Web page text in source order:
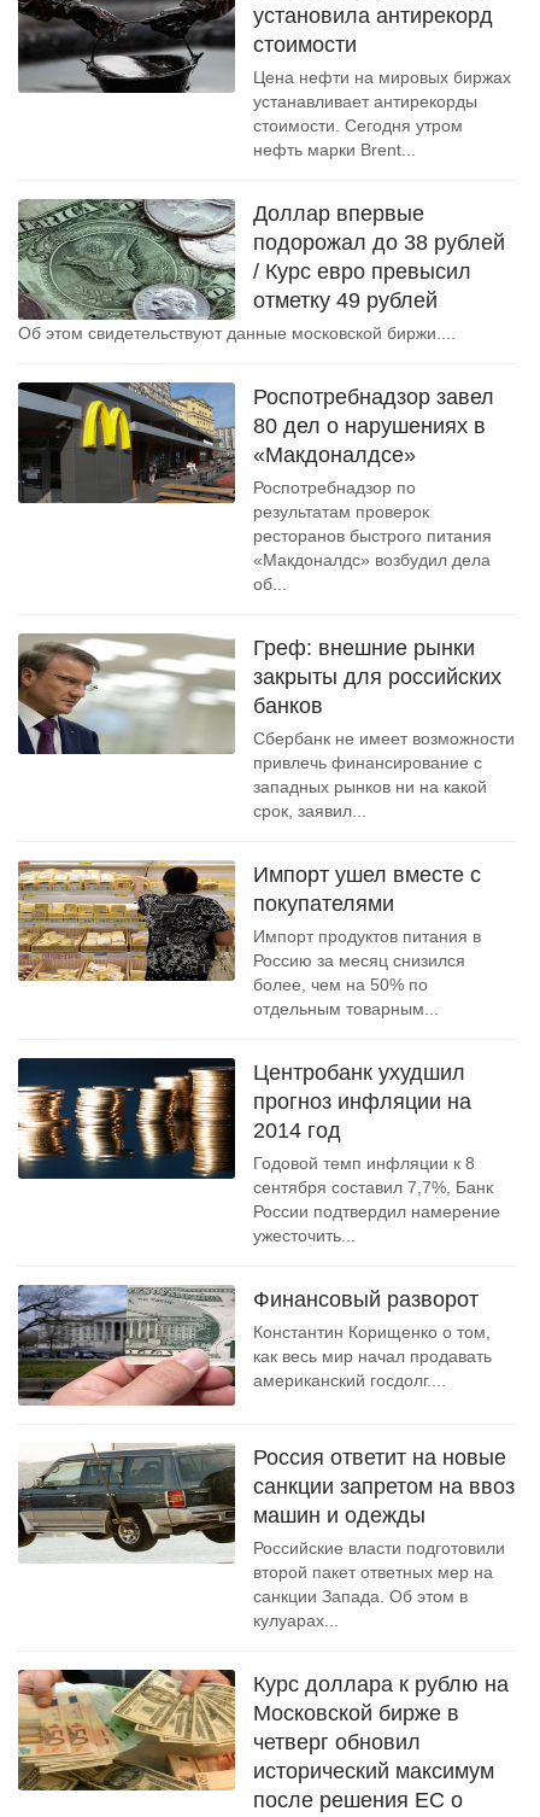
установила антирекорд
стоимости
Цена нефти на мировых биржах
устанавливает антирекорды
стоимости. Сегодня утром
нефть марки Brent...
Доллар впервые
подорожал до 38 рублей
/ Курс евро превысил
отметку 49 рублей
Об этом свидетельствуют данные московской биржи....
Роспотребнадзор завел
80 дел о нарушениях в
«Макдоналдсе»
Роспотребнадзор по
результатам проверок
ресторанов быстрого питания
«Макдоналдс» возбудил дела
об...
Греф: внешние рынки
закрыты для российских
банков
Сбербанк не имеет возможности
привлечь финансирование с
западных рынков ни на какой
срок, заявил...
Импорт ушел вместе с
покупателями
Импорт продуктов питания в
Россию за месяц снизился
более, чем на 50% по
отдельным товарным...
Центробанк ухудшил
прогноз инфляции на
2014 год
Годовой темп инфляции к 8
сентября составил 7,7%, Банк
России подтвердил намерение
ужесточить...
Финансовый разворот
Константин Корищенко о том,
как весь мир начал продавать
американский госдолг....
Россия ответит на новые
санкции запретом на ввоз
машин и одежды
Российские власти подготовили
второй пакет ответных мер на
санкции Запада. Об этом в
кулуарах...
Курс доллара к рублю на
Московской бирже в
четверг обновил
исторический максимум
после решения ЕС о